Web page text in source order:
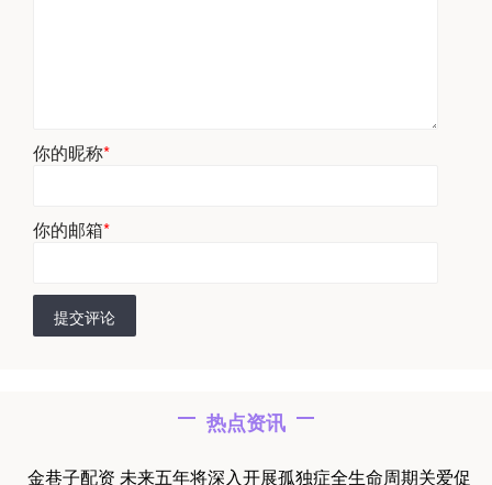
你的昵称*
你的邮箱*
提交评论
热点资讯
金巷子配资 未来五年将深入开展孤独症全生命周期关爱促